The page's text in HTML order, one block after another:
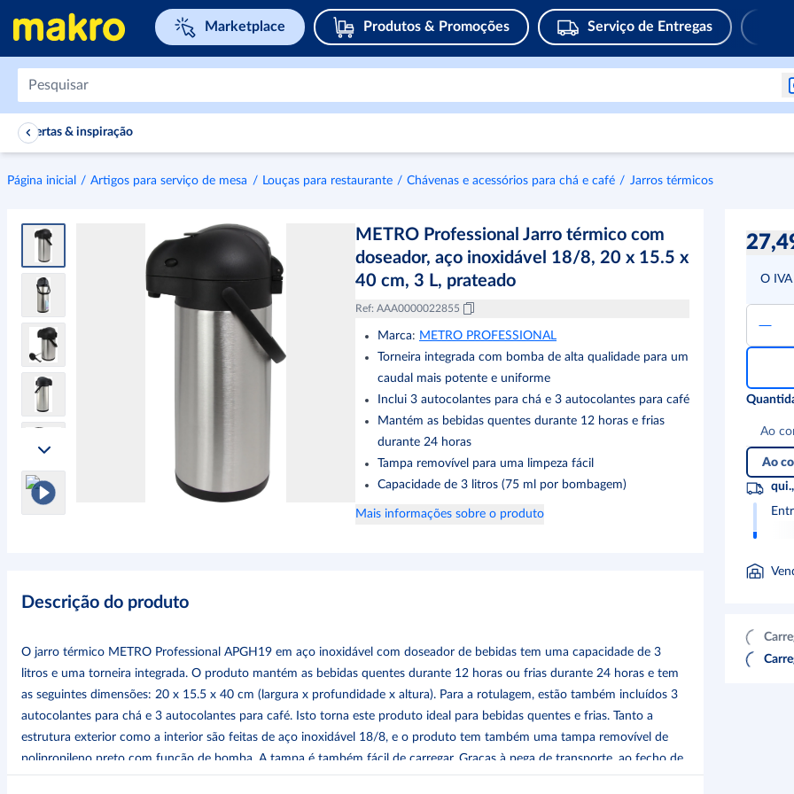
Navegar para home page Marketplace Produtos & Promoções Serviço de Entregas
Ofertas & inspiração
Página inicial Artigos para serviço de mesa Louças para restaurante Chávenas e acessórios para chá e café Jarros térmicos
METRO Professional Jarro térmico com
doseador, aço inoxidável 18/8, 20 x 15.5 x
40 cm, 3 L, prateado
Ref: AAA0000022855
Marca: METRO PROFESSIONAL
Torneira integrada com bomba de alta qualidade para um
caudal mais potente e uniforme
Inclui 3 autocolantes para chá e 3 autocolantes para café
Mantém as bebidas quentes durante 12 horas e frias
durante 24 horas
Tampa removível para uma limpeza fácil
Capacidade de 3 litros (75 ml por bombagem)
Mais informações sobre o produto
Descrição do produto
O jarro térmico METRO Professional APGH19 em aço inoxidável com doseador de bebidas tem uma capacidade de 3
litros e uma torneira integrada. O produto mantém as bebidas quentes durante 12 horas ou frias durante 24 horas e tem
as seguintes dimensões: 20 x 15.5 x 40 cm (largura x profundidade x altura). Para a rotulagem, estão também incluídos 3
autocolantes para chá e 3 autocolantes para café. Isto torna este produto ideal para bebidas quentes e frias. Tanto a
estrutura exterior como a interior são feitas de aço inoxidável 18/8, e o produto tem também uma tampa removível de
polipropileno preto com função de bomba. A tampa é também fácil de carregar. Graças à pega de transporte, ao fecho de
O
Ao
Ao